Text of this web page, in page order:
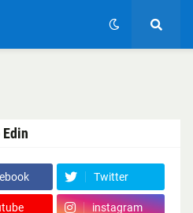
Twitter
instagram